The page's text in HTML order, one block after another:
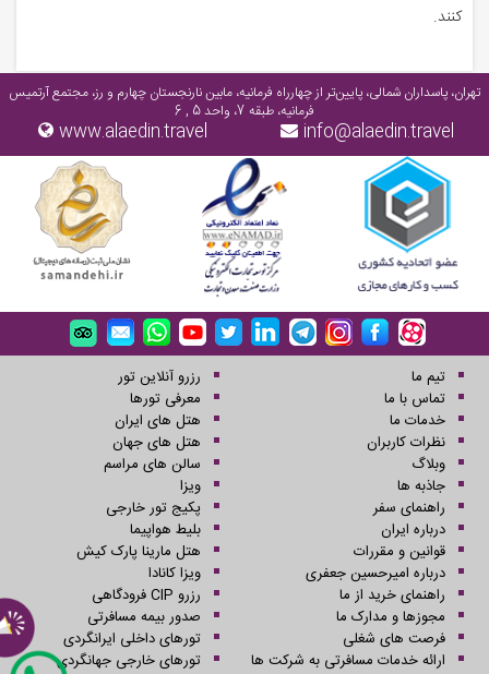
کنند.
تهران، پاسداران شمالی، پایین‌تر از چهارراه فرمانیه، مابین نارنجستان چهارم و رز، مجتمع آرتمیس
فرمانیه، طبقه 7، واحد 5 , 6
info@alaedin.travel
www.alaedin.travel
تیم ما
تماس با ما
خدمات ما
نظرات کاربران
وبلاگ
جاذبه ها
راهنمای سفر
درباره ایران
قوانین و مقررات
درباره امیرحسین جعفری
راهنمای خرید از ما
مجوزها و مدارک ما
فرصت های شغلی
ارائه خدمات مسافرتی به شرکت ها
رزرو آنلاین تور
معرفی تورها
هتل های ایران
هتل های جهان
سالن های مراسم
ویزا
پکیج تور خارجی
بلیط هواپیما
هتل مارینا پارک کیش
ویزا کانادا
رزرو CIP فرودگاهی
صدور بیمه مسافرتی
تورهای داخلی ایرانگردی
تورهای خارجی جهانگردی